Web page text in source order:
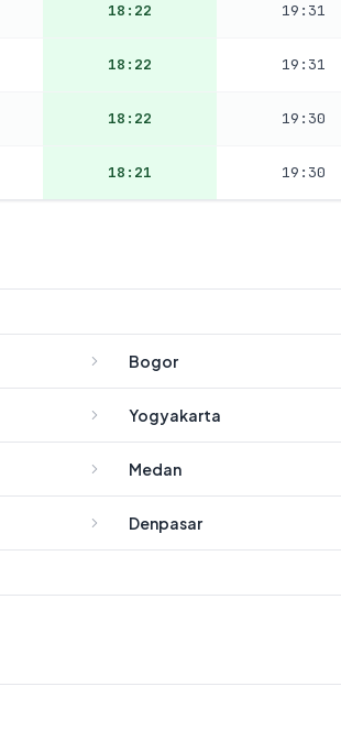
18:22 19:31
18:22 19:31
18:22 19:30
18:21 19:30
Bogor
Yogyakarta
Medan
Denpasar